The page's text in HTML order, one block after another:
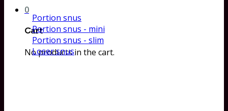
0
Cart
No products in the cart.
Portion snus
Portion snus - mini
Portion snus - slim
Loser snus